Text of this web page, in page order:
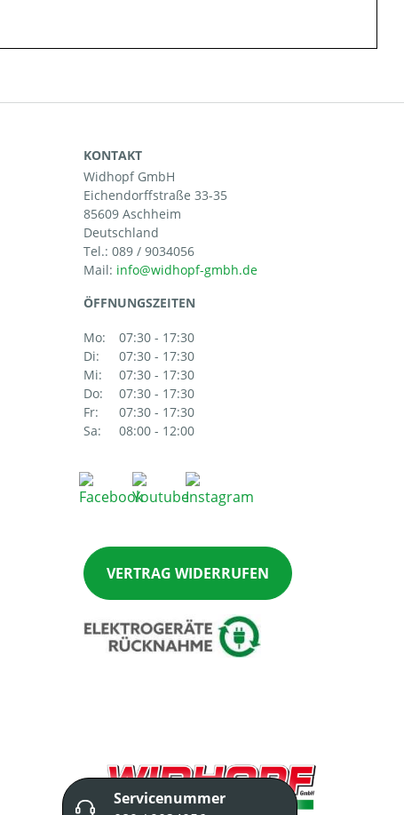
KONTAKT
Widhopf GmbH
Eichendorffstraße 33-35
85609 Aschheim
Deutschland
Tel.: 089 / 9034056
Mail:
ÖFFNUNGSZEITEN
Mo:
07:30 - 17:30
Di:
07:30 - 17:30
Mi:
07:30 - 17:30
Do:
07:30 - 17:30
Fr:
07:30 - 17:30
Sa:
08:00 - 12:00
VERTRAG WIDERRUFEN
Servicenummer